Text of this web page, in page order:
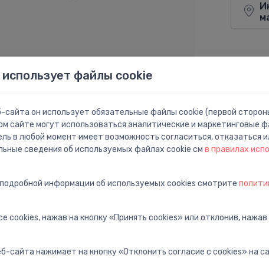
puse taisns
файлы cookie
он использует обязательные файлы cookie (первой
сайте могут использоваться аналитические и маркетинговые
в любой момент имеет возможность согласиться, отказаться
сведения об используемых файлах cookie см в правилах
информации об используемых cookies смотрите
cookies, нажав на кнопку «Принять cookies» или отклонив,
сайта нажимает на кнопку «Отклонить согласие с cookies» на